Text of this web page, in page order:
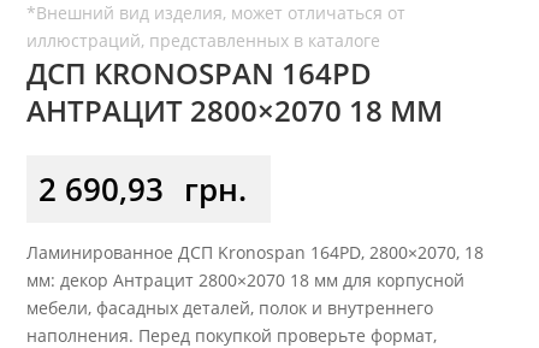
ДСП KRONOSPAN 164PD
АНТРАЦИТ 2800×2070 18 ММ
2 690,93 грн.
Ламинированное ДСП Kronospan 164PD, 2800×2070, 18
мм: декор Антрацит 2800×2070 18 мм для корпусной
мебели, фасадных деталей, полок и внутреннего
наполнения. Перед покупкой проверьте формат,